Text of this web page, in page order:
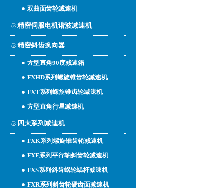
双曲面齿轮减速机
精密伺服电机谐波减速机
精密斜齿换向器
方型直角90度减速箱
FXHD系列螺旋锥齿轮减速机
FXT系列螺旋锥齿轮减速机
方型直角行星减速机
四大系列减速机
FXK系列螺旋锥齿轮减速机
FXF系列平行轴斜齿轮减速机
FXS系列斜齿蜗轮蜗杆减速机
FXR系列斜齿轮硬齿面减速机